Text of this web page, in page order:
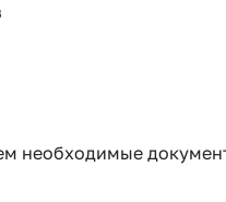
необходимые